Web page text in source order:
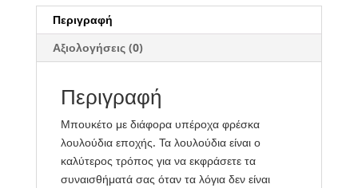
Περιγραφή
Αξιολογήσεις (0)
Περιγραφή
Μπουκέτο με διάφορα υπέροχα φρέσκα
λουλούδια εποχής. Τα λουλούδια είναι ο
καλύτερος τρόπος για να εκφράσετε τα
συναισθήματά σας όταν τα λόγια δεν είναι